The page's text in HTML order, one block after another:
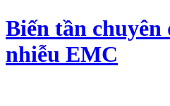
Biến tần
nhiễu EMC